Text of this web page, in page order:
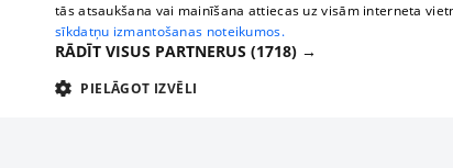
tās atsaukšana vai mainīšana attiecas uz visām interneta
sīkdatņu izmantošanas noteikumos.
RĀDĪT VISUS PARTNERUS (1718) →
PIELĀGOT IZVĒLI